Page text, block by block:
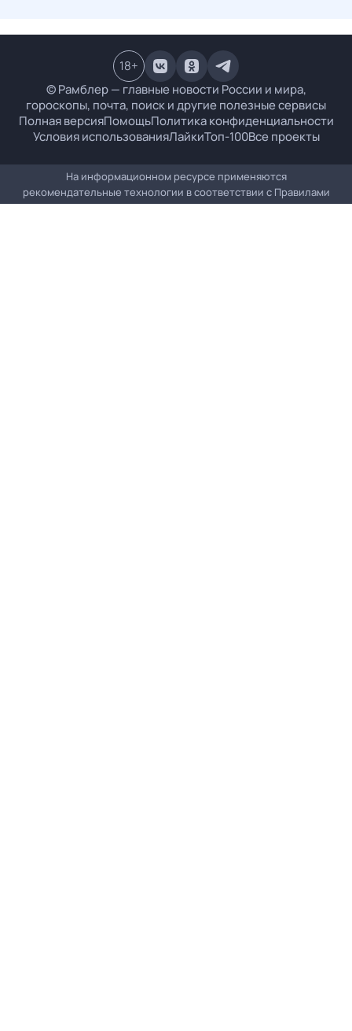
© Рамблер — главные новости России и мира,
гороскопы, почта, поиск и другие полезные сервисы
Полная версияПомощьПолитика конфиденциальности
Условия использованияЛайкиТоп-100Все проекты
18+
На информационном ресурсе применяются
рекомендательные технологии в соответствии с Правилами